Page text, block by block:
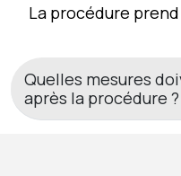
La procédure
Quelles mesures
après la procédure ?